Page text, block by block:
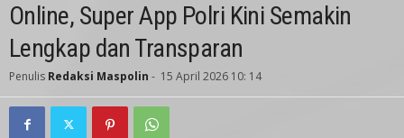
Online, Super App Polri Kini Semakin
Lengkap dan Transparan
Penulis Redaksi Maspolin - 15 April 2026 10: 14